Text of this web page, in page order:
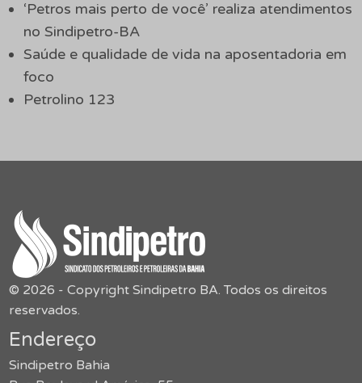
‘Petros mais perto de você’ realiza atendimentos
no Sindipetro-BA
Saúde e qualidade de vida na aposentadoria em
foco
Petrolino 123
© 2026 - Copyright Sindipetro BA. Todos os direitos
reservados.
Endereço
Sindipetro Bahia